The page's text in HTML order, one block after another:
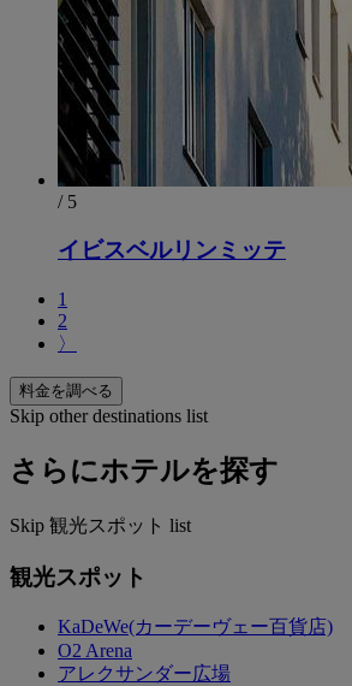
/ 5
イビスベルリンミッテ
1
2
〉
料金を調べる
Skip other destinations list
さらにホテルを探す
Skip 観光スポット list
観光スポット
KaDeWe(カーデーヴェー百貨店)
O2 Arena
アレクサンダー広場